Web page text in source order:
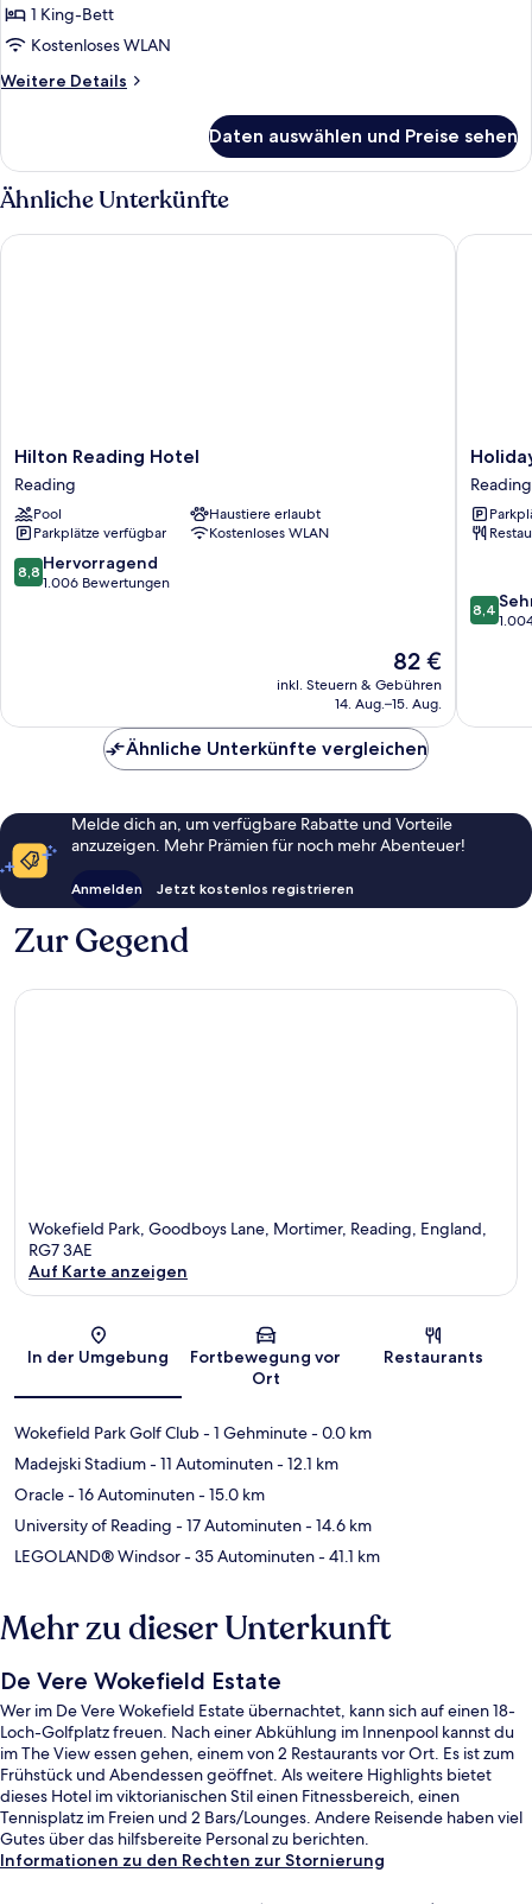
1 King-Bett
Kostenloses WLAN
Weitere Details
Weitere
Suite
Daten auswählen und Preise sehen
Ähnliche Unterkünfte
Hilton
Reading
Hotel
Reading
Hilton Reading Hotel
Reading
Pool
Haustiere erlaubt
Parkplätze verfügbar
Kostenloses WLAN
8.8
von
8,8 Hervorragend
1.006 Bewertungen
Der
Preis
beträgt
82 €
inkl. Steuern & Gebühren
14. Aug.–15. Aug.
Hilton Reading Hotel
Holiday
Inn
Reading
South
M4
IHG
Reading
Reading
8.4
von
8,4
Holiday
Ähnliche Unterkünfte vergleichen
Melde dich an, um verfügbare Rabatte und Vorteile
anzuzeigen. Mehr Prämien für noch mehr Abenteuer!
Anmelden Jetzt kostenlos registrieren
Zur Gegend
Wokefield Park, Goodboys Lane, Mortimer, Reading, England,
RG7 3AE
Auf Karte anzeigen
In der Umgebung
Fortbewegung vor
Ort
Restaurants
Wokefield Park Golf Club- 1 Gehminute- 0.0 km
Madejski Stadium- 11 Autominuten- 12.1 km
Oracle- 16 Autominuten- 15.0 km
University of Reading - 17 Autominuten- 14.6 km
LEGOLAND® Windsor- 35 Autominuten- 41.1 km
Mehr zu dieser Unterkunft
De Vere Wokefield Estate
Wer im De Vere Wokefield Estate übernachtet, kann sich auf einen 18-
Loch-Golfplatz freuen. Nach einer Abkühlung im Innenpool kannst du
im The View essen gehen, einem von 2 Restaurants vor Ort. Es ist zum
Frühstück und Abendessen geöffnet. Als weitere Highlights bietet
dieses Hotel im viktorianischen Stil einen Fitnessbereich, einen
Tennisplatz im Freien und 2 Bars/Lounges. Andere Reisende haben viel
Gutes über das hilfsbereite Personal zu berichten.
Informationen zu den Rechten zur Stornierung